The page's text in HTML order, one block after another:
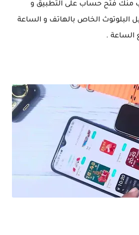
منك فتح حساب على التطبيق و
البلوتوث الخاص بالهاتف و الساعة
الساعة .